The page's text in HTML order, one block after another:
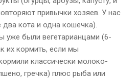
привычки хозяев. У нас
два кота и одна кошечка).
уже были вегетарианцами (6-
их кормить, если мы
классически молоко-
гречка) плюс рыба или